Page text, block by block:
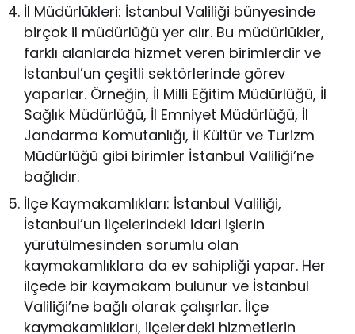
İl Müdürlükleri: İstanbul Valiliği bünyesinde
birçok il müdürlüğü yer alır. Bu müdürlükler,
farklı alanlarda hizmet veren birimlerdir ve
İstanbul’un çeşitli sektörlerinde görev
yaparlar. Örneğin, İl Milli Eğitim Müdürlüğü, İl
Sağlık Müdürlüğü, İl Emniyet Müdürlüğü, İl
Jandarma Komutanlığı, İl Kültür ve Turizm
Müdürlüğü gibi birimler İstanbul Valiliği’ne
bağlıdır.
İlçe Kaymakamlıkları: İstanbul Valiliği,
İstanbul’un ilçelerindeki idari işlerin
yürütülmesinden sorumlu olan
kaymakamlıklara da ev sahipliği yapar. Her
ilçede bir kaymakam bulunur ve İstanbul
Valiliği’ne bağlı olarak çalışırlar. İlçe
kaymakamlıkları, ilçelerdeki hizmetlerin